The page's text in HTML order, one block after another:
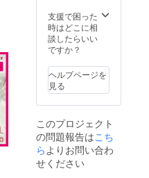
リター
ン品は
同梱に
て発送
ます ※
お届け
予定日
は2020
日です
が、発
送準備
完了次
くださ
い （ハ
ンドル
ネーム
合、郵
便局よ
り返送
されて
い、お
届けが
できま
せん）
※複数の
込） ※
画像は
リター
ン品の
す ※お
届け先
のご住
所は、
下まで
忘れず
に入力
してく
ださい
支援で困った
時はどこに相
談したらいい
ですか？
ヘルプページを
見る
このプロジェクト
の問題報告はこち
ら よりお問い合わ
せください